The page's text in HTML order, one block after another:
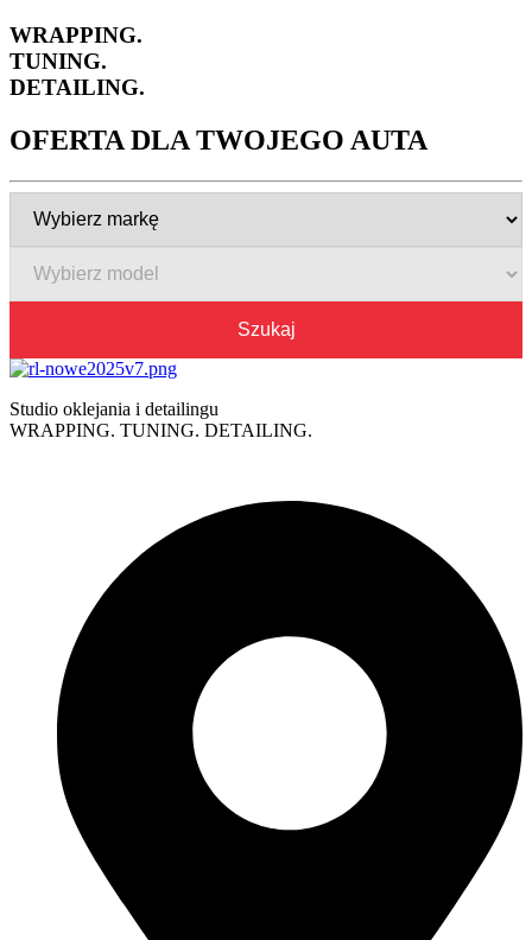
WRAPPING.
TUNING.
DETAILING.
OFERTA DLA TWOJEGO AUTA
Szukaj
Studio oklejania i detailingu
WRAPPING. TUNING. DETAILING.